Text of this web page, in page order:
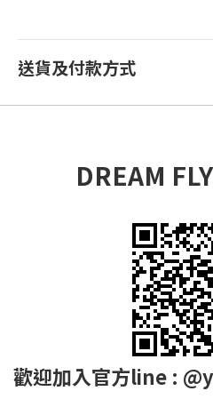
送貨及付款方式
DREAM FLY
歡迎加入官方line :